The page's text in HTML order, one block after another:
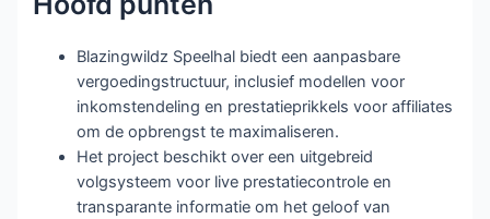
Blazingwildz Speelhal biedt een aanpasbare
vergoedingstructuur, inclusief modellen voor
inkomstendeling en prestatieprikkels voor affiliates
om de opbrengst te maximaliseren.
Het project beschikt over een uitgebreid
volgsysteem voor live prestatiecontrole en
transparante informatie om het geloof van